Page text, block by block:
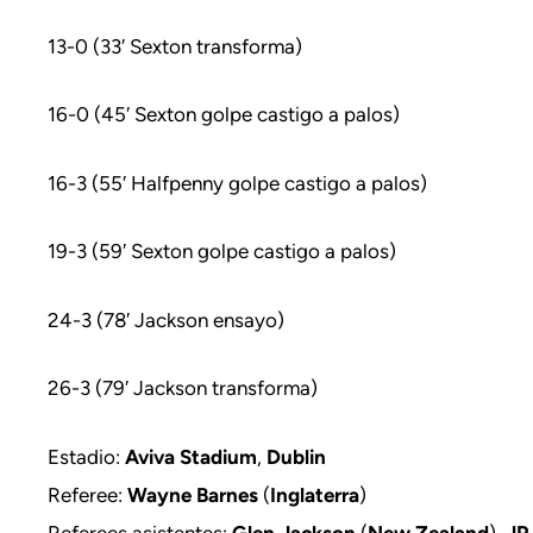
13-0 (33′ Sexton transforma)
16-0 (45′ Sexton golpe castigo a palos)
16-3 (55′ Halfpenny golpe castigo a palos)
19-3 (59′ Sexton golpe castigo a palos)
24-3 (78′ Jackson ensayo)
26-3 (79′ Jackson transforma)
Estadio: Aviva Stadium, Dublin
Referee: Wayne Barnes (Inglaterra)